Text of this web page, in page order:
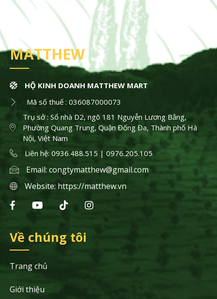
MATTHEW
HỘ KINH DOANH MATTHEW MART
Mã số thuế : 036087000073
Trụ sở : Số nhà D2, ngõ 181 Nguyễn Lương Bằng,
Phường Quang Trung, Quận Đống Đa, Thành phố Hà
Nội, Việt Nam
Liên hệ: 0936.488.515 | 0976.205.105
Email: congtymatthew@gmail.com
Website: https://matthew.vn
Về chúng tôi
Trang chủ
Giới thiệu